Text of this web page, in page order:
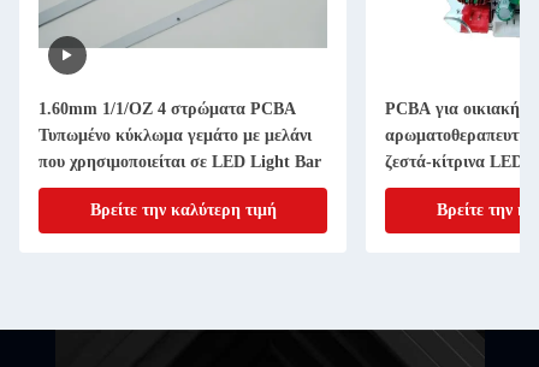
1.60mm 1/1/OZ 4 στρώματα PCBA
Τυπωμένο κύκλωμα γεμάτο με μελάνι
που χρησιμοποιείται σε LED Light Bar
Βρείτε την καλύτερη τιμή
PCBA για οικιακή
ζεστά-κίτρινα LED
Βρείτε την